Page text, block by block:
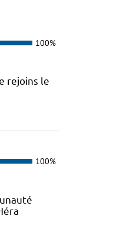
100%
rejoins le
100%